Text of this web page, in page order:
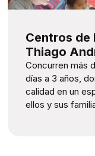
Centros de
Thiago
Concurren más
días a 3 años,
calidad en un
ellos y sus